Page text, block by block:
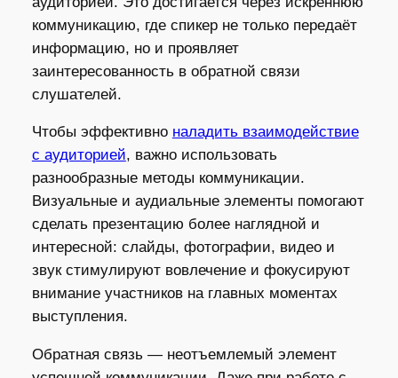
коммуникацию, где спикер не только передаёт
информацию, но и проявляет
заинтересованность в обратной связи
слушателей.
Чтобы эффективно наладить взаимодействие
с аудиторией, важно использовать
разнообразные методы коммуникации.
Визуальные и аудиальные элементы помогают
сделать презентацию более наглядной и
интересной: слайды, фотографии, видео и
звук стимулируют вовлечение и фокусируют
внимание участников на главных моментах
выступления.
Обратная связь — неотъемлемый элемент